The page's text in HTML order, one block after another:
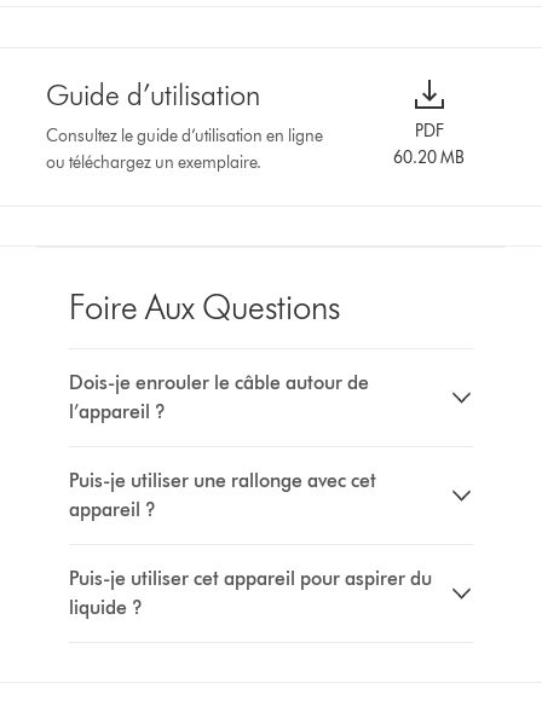
Guide d’utilisation
Consultez le guide d’utilisation en ligne
ou téléchargez un exemplaire.
PDF
60.20 MB
Foire Aux Questions
Dois-je enrouler le câble autour de
l’appareil ?
Puis-je utiliser une rallonge avec cet
appareil ?
Puis-je utiliser cet appareil pour aspirer du
liquide ?